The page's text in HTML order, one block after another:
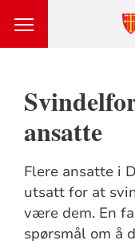
ansatte
Flere ansatte i
utsatt for at
være dem. En
spørsmål om å